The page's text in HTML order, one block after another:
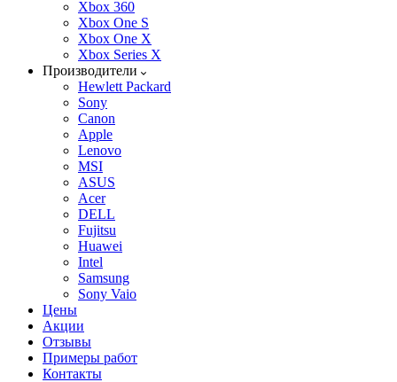
Xbox 360
Xbox One S
Xbox One X
Xbox Series X
Производители
Hewlett Packard
Sony
Canon
Apple
Lenovo
MSI
ASUS
Acer
DELL
Fujitsu
Huawei
Intel
Samsung
Sony Vaio
Цены
Акции
Отзывы
Примеры работ
Контакты